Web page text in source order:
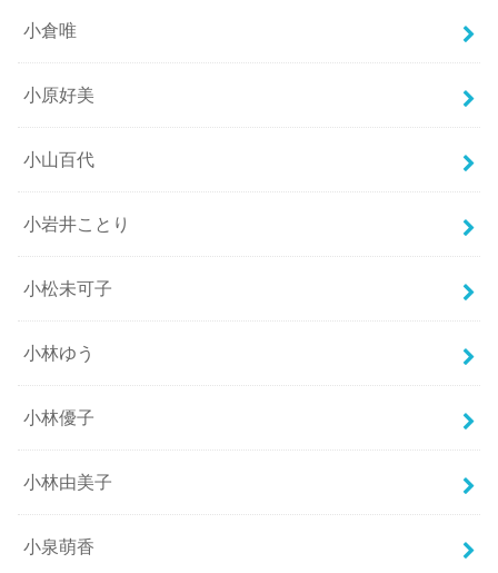
小倉唯
小原好美
小山百代
小岩井ことり
小松未可子
小林ゆう
小林優子
小林由美子
小泉萌香